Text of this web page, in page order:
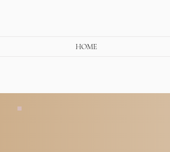
HOME